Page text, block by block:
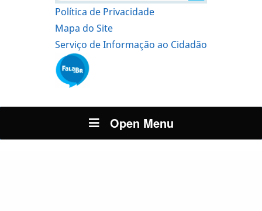
Política de Privacidade
Mapa do Site
Serviço de Informação ao Cidadão
Open Menu